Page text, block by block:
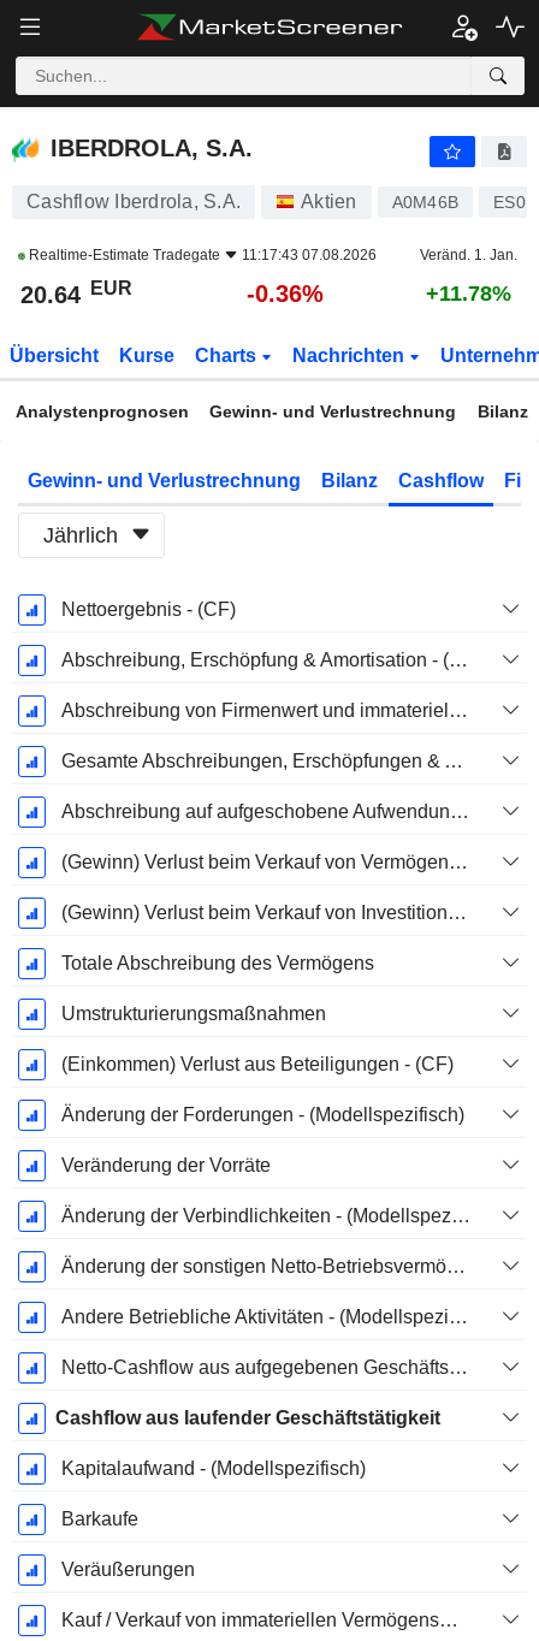
IBERDROLA, S.A.
IBERDROLA, S.A.
Cashflow Iberdrola, S.A. Aktien A0M46B
Realtime-Estimate Tradegate 11:17:43 07.08.2026 Veränd. 1. Jan.
20.64 EUR -0.36% +11.78%
Übersicht Kurse Charts Nachrichten
Analystenprognosen Gewinn- und Verlustrechnung Bilanz
Gewinn- und Verlustrechnung Bilanz Cashflow
Jährlich
Ende d.
Geschäftsjahres:
Dezember
Nettoergebnis - (CF)
Abschreibung, Erschöpfung & Amortisation - (Vorlagenspezifisch)
Abschreibung von Firmenwert und immateriellen Vermögenswerten - (CF)
Gesamte Abschreibungen, Erschöpfungen & Amortisationen - (Modellspezifisch)
Abschreibung auf aufgeschobene Aufwendungen, Gesamt - (Modellspezifisch)
(Gewinn) Verlust beim Verkauf von Vermögenswerten - (CF)
(Gewinn) Verlust beim Verkauf von Investitionen - (CF)
Totale Abschreibung des Vermögens
Umstrukturierungsmaßnahmen
(Einkommen) Verlust aus Beteiligungen - (CF)
Änderung der Forderungen - (Modellspezifisch)
Veränderung der Vorräte
Änderung der Verbindlichkeiten - (Modellspezifisch)
Änderung der sonstigen Netto-Betriebsvermögen (gesammelt)
Andere Betriebliche Aktivitäten - (Modellspezifisch)
Netto-Cashflow aus aufgegebenen Geschäftsbereichen
Cashflow aus laufender Geschäftstätigkeit
Kapitalaufwand - (Modellspezifisch)
Barkaufe
Veräußerungen
Kauf / Verkauf von immateriellen Vermögenswerten - (Modellspezifisch)